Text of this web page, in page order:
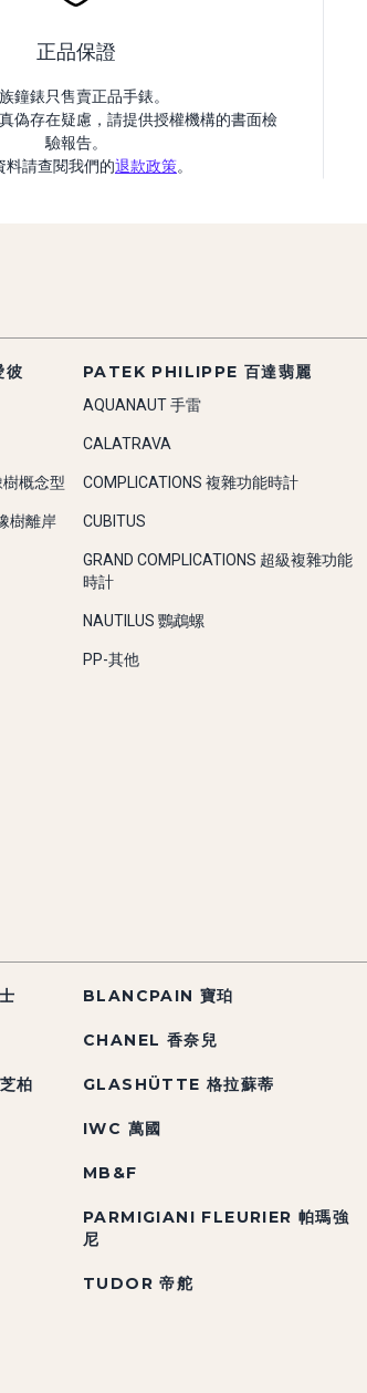
正品保證
鐘錶只售賣正品手錶。
偽存在疑慮，請提供授權機構的書面檢
驗報告。
料請查閱我們的退款政策。
樹概念型
樹離岸
PATEK PHILIPPE 百達翡麗
AQUANAUT 手雷
CALATRAVA
COMPLICATIONS 複雜功能時計
CUBITUS
GRAND COMPLICATIONS 超級複雜功能
時計
NAUTILUS 鸚鵡螺
PP-其他
BLANCPAIN 寶珀
CHANEL 香奈兒
柏 GLASHÜTTE 格拉蘇蒂
IWC 萬國
MB&F
PARMIGIANI FLEURIER 帕瑪強
尼
TUDOR 帝舵